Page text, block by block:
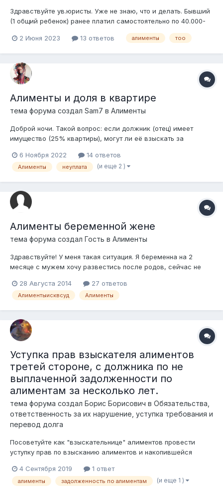
Здравствуйте ув.юристы. Уже не знаю, что и делать. Бывший
(1 общий ребенок) ранее платил самостоятельно по 40.000-
известен, сомневаюсь что доход был 200.000, ну да ладно.
ушел, чтобы не могла взыска...
2 Июня 2023 13 ответов алименты тоо
Алименты и доля в квартире
тема форума создал Sam7 в Алименты
Доброй ночи. Такой вопрос: если должник (отец) имеет
имущество (25% квартиры), могут ли её взыскать за
состоит в браке с отцом, но когда мне было 12 лет, отец
уехал в Россию и не помогал нам финансово. Она подала на
6 Ноября 2022 14 ответов
Алименты неуплата (и еще 2 )
Алименты беременной жене
тема форума создал Гость в Алименты
Здравствуйте! У меня такая ситуация. Я беременна на 2
месяце с мужем хочу развестись после родов, сейчас не
положении он меня бросит. могу ли я рассчитывать на
алименты для себя сейчас и после родов? а так же по каким
28 Августа 2014 27 ответов
Алиментыисквсуд Алименты
Уступка прав взыскателя алиментов
третей стороне, с должника по не
выплаченной задолженности по
алиментам за несколько лет.
тема форума создал Борис Борисович в Обязательства,
ответственность за их нарушение, уступка требования и
перевод долга
Посоветуйте как "взыскательнице" алиментов провести
уступку прав по взысканию алиментов и накопившейся
случае -"Индивидуальному предпринимателю" (по 910 форме
отчётности по прочим услугам не в ходячим в список
4 Сентября 2019 1 ответ
алименты задолженность по алиментам (и еще 1 )